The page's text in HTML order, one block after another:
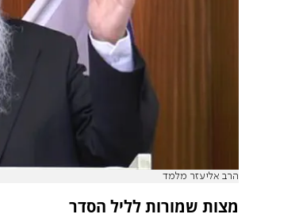
הרב אליעזר מלמד
מצות שמורות לליל הסדר